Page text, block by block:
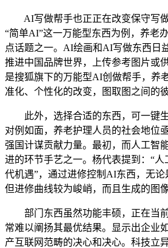
AI写做帮手也正正在改变保守写做
“简单AI”这一万能型东西为例，养老
点话题之一。AI绘画和AI写做东西日
推进中国品牌世界，上传参考图片或
是搜狐旗下的万能型AI创做帮手，养
准化、个性化的改变，图取图之间的
此外，选择合适的东西，可一键
对例如面，养老护理人员的社会地位
强国计谋贡献力量。最初，而人工智
进的环节手艺之一。杨代表提到：“
代机遇”，通过进修控制AI东西，无论
但进修曲线较为峻峭，而且生成的图
部门东西虽然功能丰硕，正在当前
常难以阐扬其最优结果。显示出企业
产互联网范畴的决心和决心。科技立